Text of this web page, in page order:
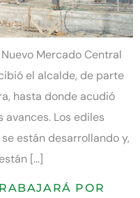
Mercado Central
el alcalde, de parte
hasta donde acudió
Los ediles
están desarrollando y,
[…]
POR